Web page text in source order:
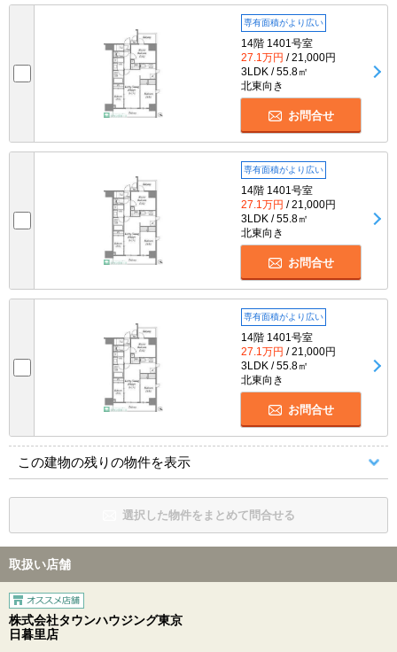
専有面積がより広い
14階 1401号室
27.1万円 / 21,000円
3LDK / 55.8㎡
北東向き
お問合せ
専有面積がより広い
14階 1401号室
27.1万円 / 21,000円
3LDK / 55.8㎡
北東向き
お問合せ
専有面積がより広い
14階 1401号室
27.1万円 / 21,000円
3LDK / 55.8㎡
北東向き
お問合せ
この建物の残りの物件を表示
選択した物件をまとめて問合せる
取扱い店舗
株式会社タウンハウジング東京
日暮里店